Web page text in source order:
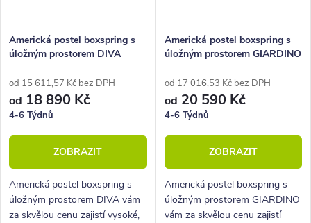
Americká postel boxspring s
úložným prostorem DIVA
od 15 611,57 Kč bez DPH
od 18 890 Kč
4-6 Týdnů
ZOBRAZIT
Americká postel boxspring s
úložným prostorem DIVA vám
za skvělou cenu zajistí vysoké,
Americká postel boxspring s
úložným prostorem GIARDINO
od 17 016,53 Kč bez DPH
od 20 590 Kč
4-6 Týdnů
ZOBRAZIT
Americká postel boxspring s
úložným prostorem GIARDINO
vám za skvělou cenu zajistí